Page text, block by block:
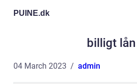
PUINE.dk
billigt lån
04 March 2023 admin